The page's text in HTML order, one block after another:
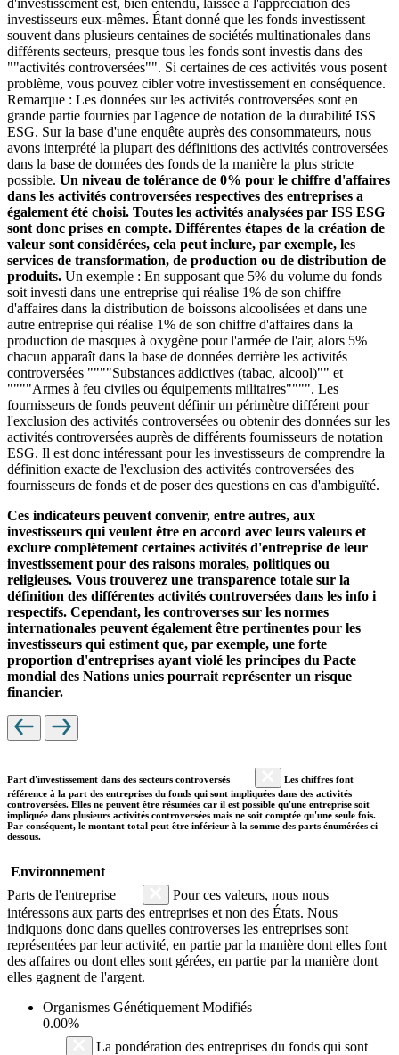
investisseurs eux-mêmes. Étant donné que les fonds investissent
souvent dans plusieurs centaines de sociétés multinationales dans
différents secteurs, presque tous les fonds sont investis dans des
""activités controversées"". Si certaines de ces activités vous posent
problème, vous pouvez cibler votre investissement en conséquence.
Remarque : Les données sur les activités controversées sont en
grande partie fournies par l'agence de notation de la durabilité ISS
ESG. Sur la base d'une enquête auprès des consommateurs, nous
avons interprété la plupart des définitions des activités controversées
dans la base de données des fonds de la manière la plus stricte
possible. Un niveau de tolérance de 0% pour le chiffre d'affaires
dans les activités controversées respectives des entreprises a
également été choisi. Toutes les activités analysées par ISS ESG
sont donc prises en compte. Différentes étapes de la création de
valeur sont considérées, cela peut inclure, par exemple, les
services de transformation, de production ou de distribution de
produits. Un exemple : En supposant que 5% du volume du fonds
soit investi dans une entreprise qui réalise 1% de son chiffre
d'affaires dans la distribution de boissons alcoolisées et dans une
autre entreprise qui réalise 1% de son chiffre d'affaires dans la
production de masques à oxygène pour l'armée de l'air, alors 5%
chacun apparaît dans la base de données derrière les activités
controversées """"Substances addictives (tabac, alcool)"" et
""""Armes à feu civiles ou équipements militaires"""". Les
fournisseurs de fonds peuvent définir un périmètre différent pour
l'exclusion des activités controversées ou obtenir des données sur les
activités controversées auprès de différents fournisseurs de notation
ESG. Il est donc intéressant pour les investisseurs de comprendre la
définition exacte de l'exclusion des activités controversées des
fournisseurs de fonds et de poser des questions en cas d'ambiguïté.
Ces indicateurs peuvent convenir, entre autres, aux
investisseurs qui veulent être en accord avec leurs valeurs et
exclure complètement certaines activités d'entreprise de leur
investissement pour des raisons morales, politiques ou
religieuses. Vous trouverez une transparence totale sur la
définition des différentes activités controversées dans les info i
respectifs. Cependant, les controverses sur les normes
internationales peuvent également être pertinentes pour les
investisseurs qui estiment que, par exemple, une forte
proportion d'entreprises ayant violé les principes du Pacte
mondial des Nations unies pourrait représenter un risque
financier.
Part d'investissement dans des secteurs controversés
Les chiffres font
référence à la part des entreprises du fonds qui sont impliquées dans des activités
controversées. Elles ne peuvent être résumées car il est possible qu'une entreprise soit
impliquée dans plusieurs activités controversées mais ne soit comptée qu'une seule fois.
Par conséquent, le montant total peut être inférieur à la somme des parts énumérées ci-
dessous.
Environnement
Parts de l'entreprise
Pour ces valeurs, nous nous
intéressons aux parts des entreprises et non des États. Nous
indiquons donc dans quelles controverses les entreprises sont
représentées par leur activité, en partie par la manière dont elles font
des affaires ou dont elles sont gérées, en partie par la manière dont
elles gagnent de l'argent.
Organismes Génétiquement Modifiés
0.00%
La pondération des entreprises du fonds qui sont